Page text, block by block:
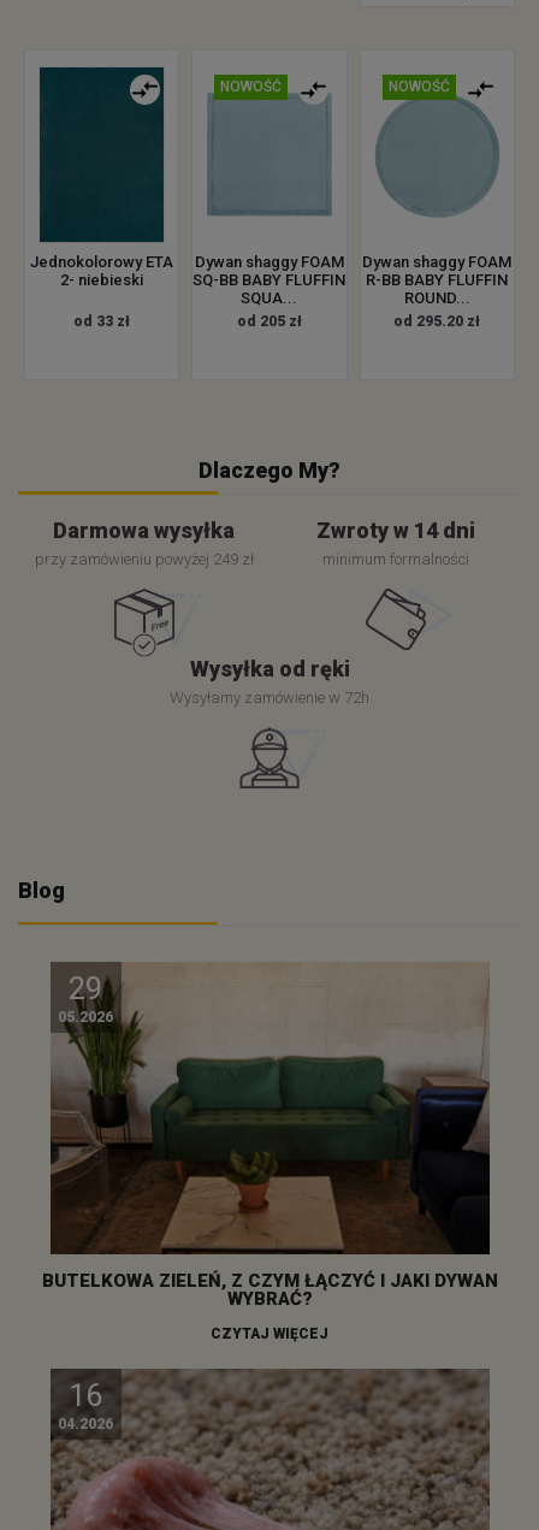
Jednokolorowy ETA
2- niebieski
od 33 zł
NOWOŚĆ
Dywan shaggy FOAM
SQ-BB BABY FLUFFIN
SQUA...
od 205 zł
NOWOŚĆ
Dywan shaggy FOAM
R-BB BABY FLUFFIN
ROUND...
od 295.20 zł
Dlaczego My?
Darmowa wysyłka
przy zamówieniu powyżej 249 zł
Zwroty w 14 dni
minimum formalności
Wysyłka od ręki
Wysyłamy zamówienie w 72h
Blog
29
05.2026
BUTELKOWA ZIELEŃ, Z CZYM ŁĄCZYĆ I JAKI DYWAN
WYBRAĆ?
CZYTAJ WIĘCEJ
16
04.2026